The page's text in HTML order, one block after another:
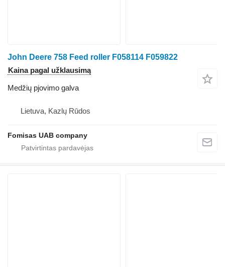
John Deere 758 Feed roller F058114 F059822
Kaina pagal užklausimą
Medžių pjovimo galva
Lietuva, Kazlų Rūdos
Fomisas UAB company